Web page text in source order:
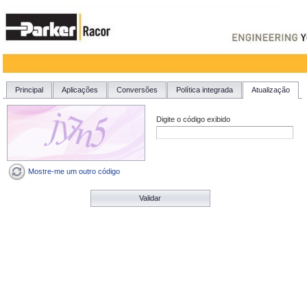
Principal Aplicações Conversões Política integrada Atualização
Digite o código exibido
Mostre-me um outro código
Validar